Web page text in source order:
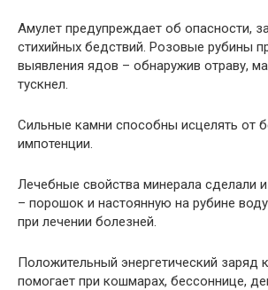
Амулет предупреждает об опасности,
стихийных бедствий. Розовые рубины
выявления ядов – обнаружив отраву,
тускнел.
Сильные камни способны исцелять от
импотенции.
Лечебные свойства минерала сделали
– порошок и настоянную на рубине
при лечении болезней.
Положительный энергетический заряд
помогает при кошмарах, бессоннице,